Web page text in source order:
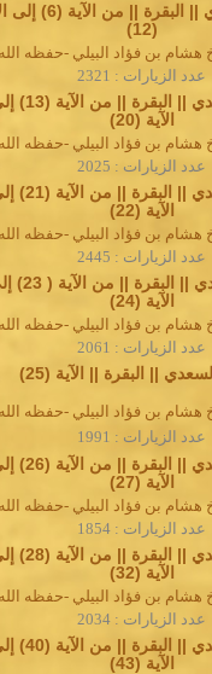
تفسير السعدي || البقرة || من
(12)
هشام بن فؤاد البيلي -حفظه الله
عدد الزيارات : 2321
تفسير السعدي || البقرة || من
الآية (20)
هشام بن فؤاد البيلي -حفظه الله
عدد الزيارات : 2025
تفسير السعدي || البقرة || من
الآية (22)
هشام بن فؤاد البيلي -حفظه الله
عدد الزيارات : 2445
تفسير السعدي || البقرة ||
الآية (24)
هشام بن فؤاد البيلي -حفظه الله
عدد الزيارات : 2061
|| البقرة || الآية (25)
هشام بن فؤاد البيلي -حفظه الله
عدد الزيارات : 1991
تفسير السعدي || البقرة || من
الآية (27)
هشام بن فؤاد البيلي -حفظه الله
عدد الزيارات : 1854
تفسير السعدي || البقرة || من
الآية (32)
هشام بن فؤاد البيلي -حفظه الله
عدد الزيارات : 2034
تفسير السعدي || البقرة || من
الآية (43)